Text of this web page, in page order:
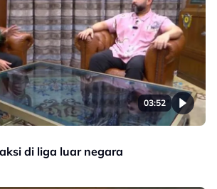
03:52
di liga luar negara